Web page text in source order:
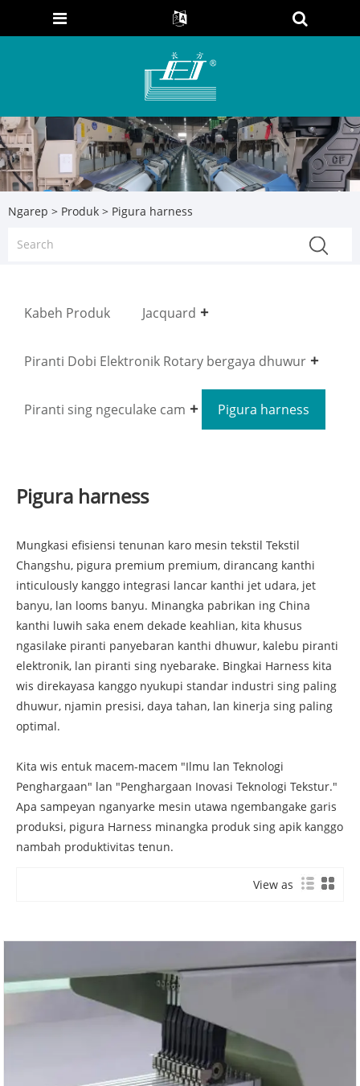
Ngarep > Produk > Pigura harness
Kabeh Produk Jacquard
Piranti Dobi Elektronik Rotary bergaya dhuwur
Piranti sing ngeculake cam Pigura harness
Pigura harness
Mungkasi efisiensi tenunan karo mesin tekstil Tekstil
Changshu, pigura premium premium, dirancang kanthi
inticulously kanggo integrasi lancar kanthi jet udara, jet
banyu, lan looms banyu. Minangka pabrikan ing China
kanthi luwih saka enem dekade keahlian, kita khusus
ngasilake piranti panyebaran kanthi dhuwur, kalebu piranti
elektronik, lan piranti sing nyebarake. Bingkai Harness kita
wis direkayasa kanggo nyukupi standar industri sing paling
dhuwur, njamin presisi, daya tahan, lan kinerja sing paling
optimal.
Kita wis entuk macem-macem "Ilmu lan Teknologi
Penghargaan" lan "Penghargaan Inovasi Teknologi Tekstur."
Apa sampeyan nganyarke mesin utawa ngembangake garis
produksi, pigura Harness minangka produk sing apik kanggo
nambah produktivitas tenun.
View as